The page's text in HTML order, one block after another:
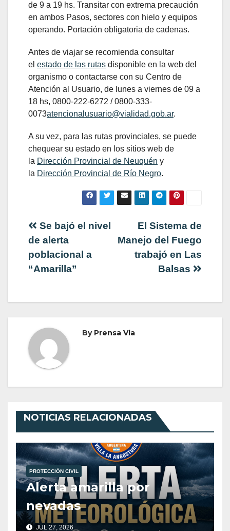
de 9 a 19 hs. Transitar con extrema precaución
en ambos Pasos, sectores con hielo y equipos
operando. Portación obligatoria de cadenas.
Antes de viajar se recomienda consultar
el estado de las rutas disponible en la web del
organismo o contactarse con su Centro de
Atención al Usuario, de lunes a viernes de 09 a
18 hs, 0800-222-6272 / 0800-333-
0073atencionalusuario@vialidad.gob.ar.
A su vez, para las rutas provinciales, se puede
chequear su estado en los sitios web de
la Dirección Provincial de Neuquén y
la Dirección Provincial de Río Negro.
Navegación
de
El Sistema de
Manejo del Fuego
trabajó en Las
Balsas
Se bajó el nivel
de alerta
poblacional a
“Amarilla”
By Prensa Vla
NOTICIAS RELACIONADAS
PROTECCIÓN CIVIL
Alerta amarilla por
nevadas
JUL 27, 2026